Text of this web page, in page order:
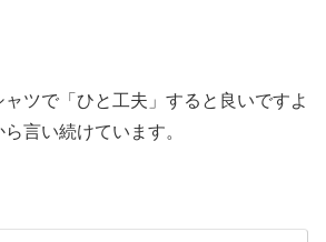
ツで「ひと工夫」すると良いですよ
言い続けています。